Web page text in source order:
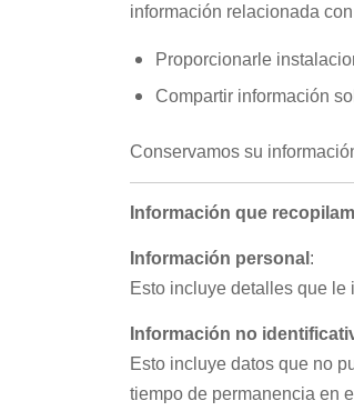
información relacionada
Proporcionarle
Compartir información
Conservamos su
Información que
Información personal :
Esto incluye detalles que le
Información no
Esto incluye datos que no
tiempo de permanencia en